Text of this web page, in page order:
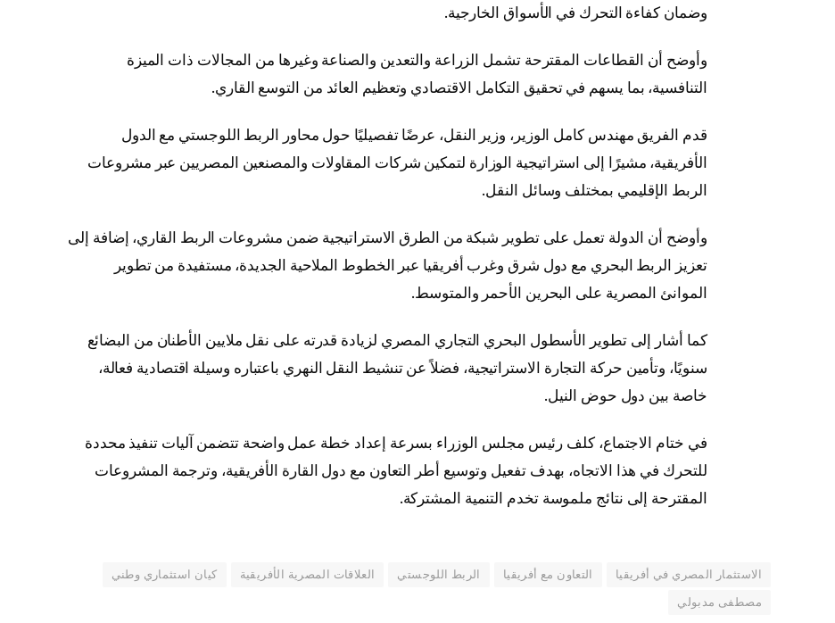
وضمان كفاءة التحرك في الأسواق الخارجية.
وأوضح أن القطاعات المقترحة تشمل الزراعة والتعدين والصناعة وغيرها من المجالات ذات الميزة
التنافسية، بما يسهم في تحقيق التكامل الاقتصادي وتعظيم العائد من التوسع القاري.
قدم الفريق مهندس كامل الوزير، وزير النقل، عرضًا تفصيليًا حول محاور الربط اللوجستي مع الدول
الأفريقية، مشيرًا إلى استراتيجية الوزارة لتمكين شركات المقاولات والمصنعين المصريين عبر مشروعات
الربط الإقليمي بمختلف وسائل النقل.
وأوضح أن الدولة تعمل على تطوير شبكة من الطرق الاستراتيجية ضمن مشروعات الربط القاري، إضافة إلى
تعزيز الربط البحري مع دول شرق وغرب أفريقيا عبر الخطوط الملاحية الجديدة، مستفيدة من تطوير
الموانئ المصرية على البحرين الأحمر والمتوسط.
كما أشار إلى تطوير الأسطول البحري التجاري المصري لزيادة قدرته على نقل ملايين الأطنان من البضائع
سنويًا، وتأمين حركة التجارة الاستراتيجية، فضلاً عن تنشيط النقل النهري باعتباره وسيلة اقتصادية فعالة،
خاصة بين دول حوض النيل.
في ختام الاجتماع، كلف رئيس مجلس الوزراء بسرعة إعداد خطة عمل واضحة تتضمن آليات تنفيذ محددة
للتحرك في هذا الاتجاه، بهدف تفعيل وتوسيع أطر التعاون مع دول القارة الأفريقية، وترجمة المشروعات
المقترحة إلى نتائج ملموسة تخدم التنمية المشتركة.
الاستثمار المصري في أفريقيا التعاون مع أفريقيا الربط اللوجستي العلاقات المصرية الأفريقية كيان استثماري وطني
مصطفى مدبولي